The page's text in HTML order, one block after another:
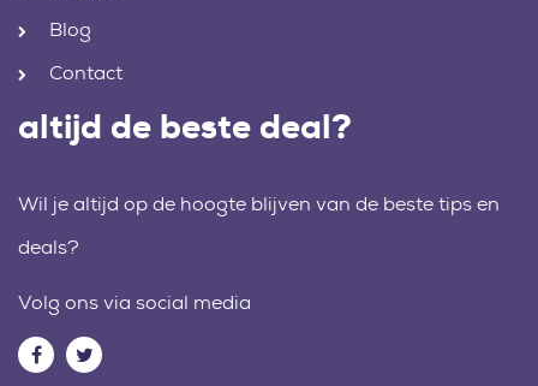
Blog
Contact
altijd de beste deal?
Wil je altijd op de hoogte blijven van de beste tips en
deals?
Volg ons via social media